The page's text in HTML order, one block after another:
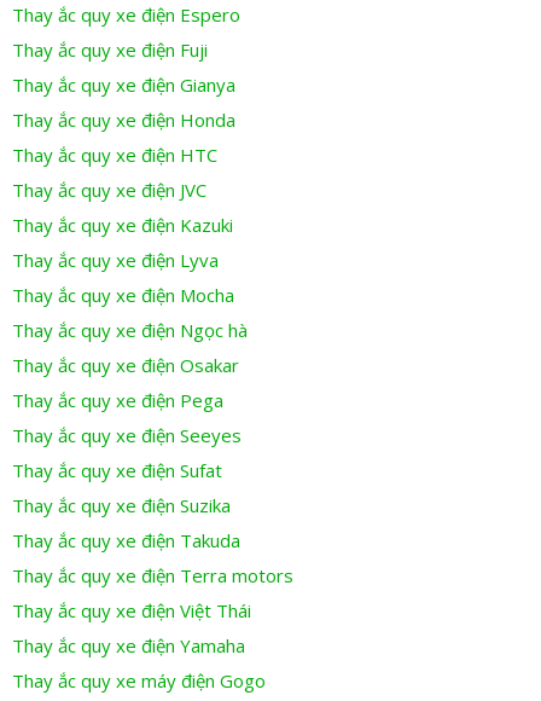
Thay ắc quy xe điện Espero
Thay ắc quy xe điện Fuji
Thay ắc quy xe điện Gianya
Thay ắc quy xe điện Honda
Thay ắc quy xe điện HTC
Thay ắc quy xe điện JVC
Thay ắc quy xe điện Kazuki
Thay ắc quy xe điện Lyva
Thay ắc quy xe điện Mocha
Thay ắc quy xe điện Ngọc hà
Thay ắc quy xe điện Osakar
Thay ắc quy xe điện Pega
Thay ắc quy xe điện Seeyes
Thay ắc quy xe điện Sufat
Thay ắc quy xe điện Suzika
Thay ắc quy xe điện Takuda
Thay ắc quy xe điện Terra motors
Thay ắc quy xe điện Việt Thái
Thay ắc quy xe điện Yamaha
Thay ắc quy xe máy điện Gogo